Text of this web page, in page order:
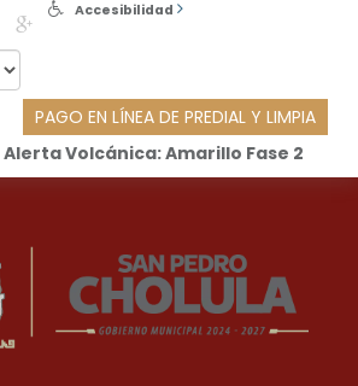
Accesibilidad
PAGO EN LÍNEA DE PREDIAL Y LIMPIA
Alerta Volcánica:Amarillo Fase 2